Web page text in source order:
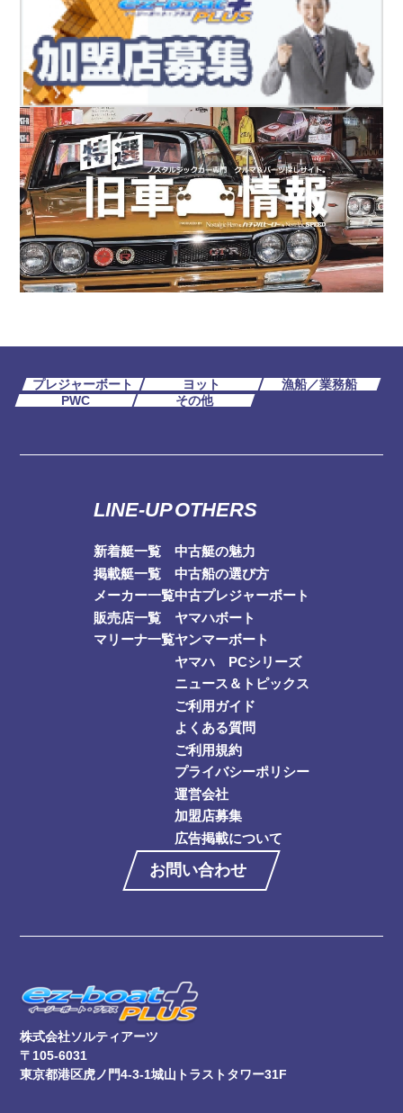
プレジャーボート ヨット
漁船／業務船
PWC
その他
LINE-UP
新着艇一覧
掲載艇一覧
メーカー一覧
販売店一覧
マリーナ一覧
OTHERS
中古艇の魅力
中古船の選び方
中古プレジャーボート
ヤマハボート
ヤンマーボート
ヤマハ PCシリーズ
ニュース＆トピックス
ご利用ガイド
よくある質問
ご利用規約
プライバシーポリシー
運営会社
加盟店募集
広告掲載について
お問い合わせ
株式会社ソルティアーツ
〒105-6031
東京都港区虎ノ門4-3-1城山トラストタワー31F